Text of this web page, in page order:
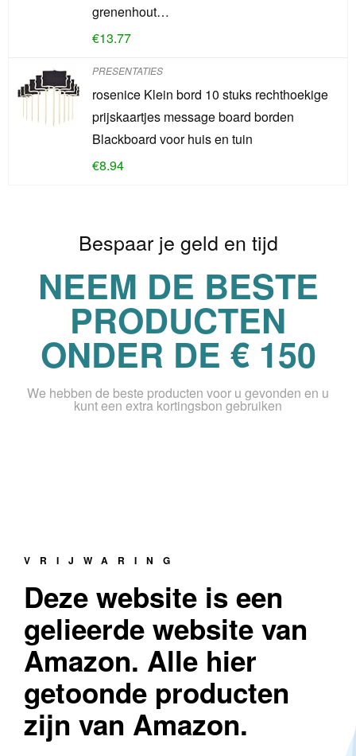
grenenhout…
€13.77
PRESENTATIES
rosenice Klein bord 10 stuks rechthoekige
prijskaartjes message board borden
Blackboard voor huis en tuin
€8.94
Bespaar je geld en tijd
NEEM DE BESTE
PRODUCTEN
ONDER DE € 150
We hebben de beste producten voor u gevonden en u
kunt een extra kortingsbon gebruiken
VRIJWARING
Deze website is een
gelieerde website van
Amazon. Alle hier
getoonde producten
zijn van Amazon.